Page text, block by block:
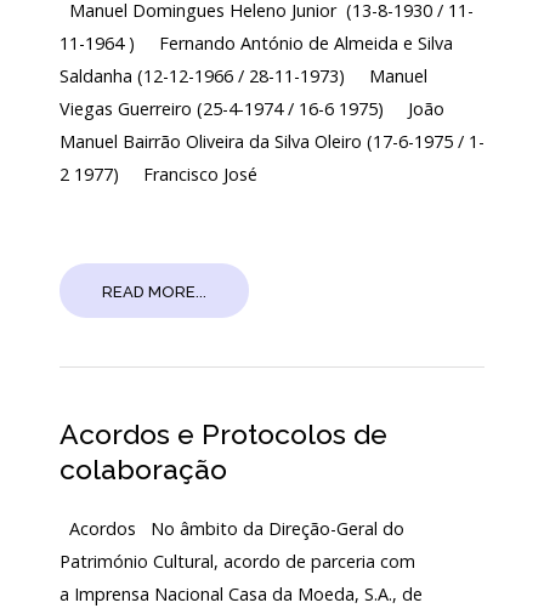
Manuel Domingues Heleno Junior (13-8-1930 / 11-
11-1964 ) Fernando António de Almeida e Silva
Saldanha (12-12-1966 / 28-11-1973) Manuel
Viegas Guerreiro (25-4-1974 / 16-6 1975) João
Manuel Bairrão Oliveira da Silva Oleiro (17-6-1975 / 1-
2 1977) Francisco José
READ MORE...
Acordos e Protocolos de
colaboração
Acordos No âmbito da Direção-Geral do
Património Cultural, acordo de parceria com
a Imprensa Nacional Casa da Moeda, S.A., de